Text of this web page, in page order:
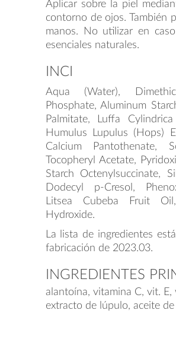
Aplicar sobre la piel
contorno de ojos. También
manos. No utilizar en
esenciales naturales.
INCI
Aqua (Water),
Phosphate, Aluminum
Palmitate, Luffa
Humulus Lupulus (Hops)
Calcium Pantothenate,
Tocopheryl Acetate,
Starch Octenylsuccinate,
Dodecyl p-Cresol,
Litsea Cubeba Fruit
Hydroxide.
La lista de ingredientes
fabricación de 2023.03.
INGREDIENTES
alantoína, vitamina C, vit.
extracto de lúpulo, aceite